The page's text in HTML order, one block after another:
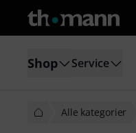
Shop Service
Alle kategorier